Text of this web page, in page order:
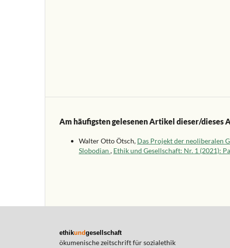
Am häufigsten gelesenen Artikel dieser/dieses
Walter Otto Ötsch, Das Projekt der neoliberalen
Slobodian , Ethik und Gesellschaft: Nr. 1 (2021):
ethikundgesellschaft
ökumenische zeitschrift für sozialethik